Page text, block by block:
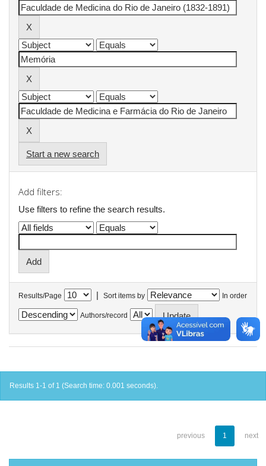
Start a new search
Add filters:
Use filters to refine the search results.
Results/Page | Sort items by In order
Authors/record
Results 1-1 of 1 (Search time: 0.001 seconds).
previous 1 next